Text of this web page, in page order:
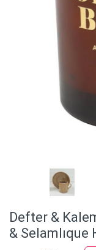
Defter &
& Selamlıque